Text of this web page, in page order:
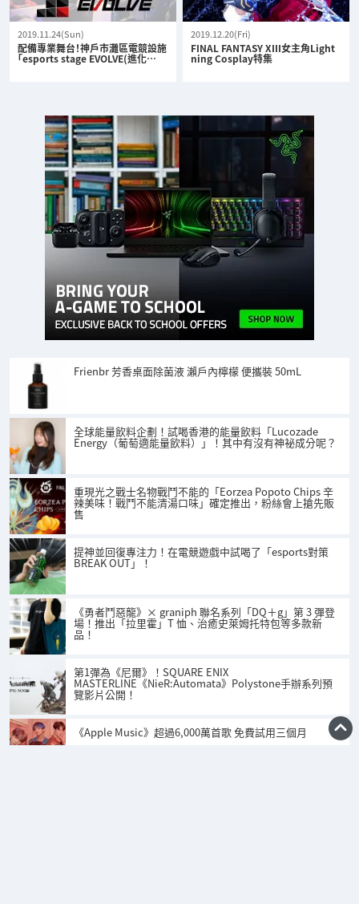
2019.11.24(Sun)
配備專業舞台！神戶市灘區電競設施
「esports stage EVOLVE(進化…
2019.12.20(Fri)
FINAL FANTASY XIII女主角Light
ning Cosplay特集
Frienbr 芳香桌面除菌液 瀨戶內檸檬 便攜裝 50mL
全球能量飲料企劃！試喝香港的能量飲料「Lucozade
Energy（葡萄適能量飲料）」！其中有沒有神祕成分呢？
重現光之戰士名物戰鬥不能的「Eorzea Popoto Chips 辛
辣美味！戰鬥不能清湯口味」確定推出，粉絲會上搶先販
售
提神並回復專注力！在電競遊戲中試喝了「esports對策
BREAK OUT」！
《勇者鬥惡龍》× graniph 聯名系列「DQ＋g」第 3 彈登
場！推出「拉里霍」T 恤、治癒史萊姆托特包等多款新
品！
第1彈為《尼爾》！SQUARE ENIX
MASTERLINE《NieR:Automata》Polystone手辦系列預
覽影片公開！
《Apple Music》超過6,000萬首歌 免費試用三個月